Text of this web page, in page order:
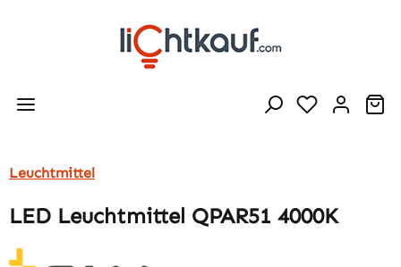
Zum Hauptinhalt springen
Leuchtmittel
LED Leuchtmittel QPAR51 4000K